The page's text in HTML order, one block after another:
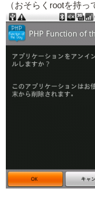
（おそらくrootを持